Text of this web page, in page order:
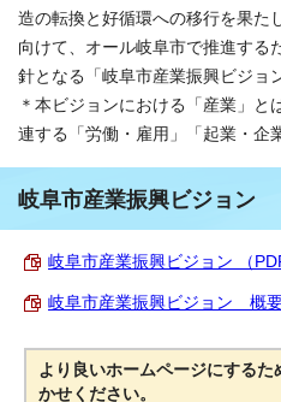
造の転換と好循環への移行を果た
向けて、オール岐阜市で推進する
針となる「岐阜市産業振興ビジョ
＊本ビジョンにおける「産業」と
連する「労働・雇用」「起業・企
岐阜市産業振興ビジョン
岐阜市産業振興ビジョン （
岐阜市産業振興ビジョン 概要
より良いホームページにする
かせください。